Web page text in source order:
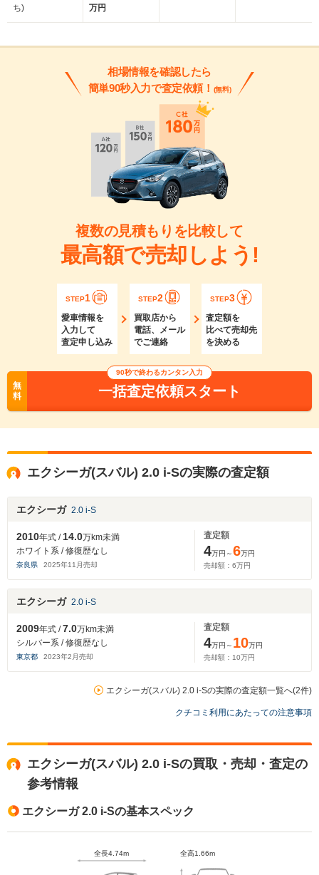
ち)
万円
相場情報を確認したら
簡単90秒入力で査定依頼！ (無料)
複数の見積もりを比較して
最高額で売却しよう!
STEP1
愛車情報を
入力して
査定申し込み
STEP2
買取店から
電話、メール
でご連絡
STEP3
査定額を
比べて売却先
を決める
無
料
90秒で終わるカンタン入力
一括査定依頼スタート
エクシーガ(スバル) 2.0 i-Sの実際の査定額
エクシーガ 2.0 i-S
2010年式 /14.0万km未満
ホワイト系 / 修復歴なし
奈良県 2025年11 月売却
査定額
4万円～6万円
売却額： 6万円
エクシーガ 2.0 i-S
2009年式 /7.0万km未満
シルバー系 / 修復歴なし
東京都 2023年2 月売却
査定額
4万円～ 10万円
売却額： 10万円
エクシーガ(スバル) 2.0 i-Sの実際の査定額一覧へ(2件)
クチコミ利用にあたっての注意事項
エクシーガ(スバル) 2.0 i-Sの買取・売却・査定の
参考情報
エクシーガ 2.0 i-Sの基本スペック
全長4.74m 全高1.66m